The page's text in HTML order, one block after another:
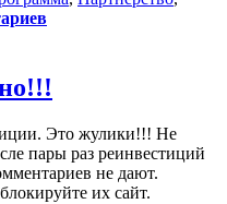
Это жулики!!! Не
пары раз реинвестиций
не дают.
их сайт.